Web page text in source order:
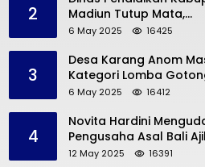
2
Madiun Tutup Mata,
Bangunan SD Roboh
Dana Pribadi
6 May 2025 16425
3
Desa Karang Anom
Kategori Lomba
Royong Provinsi Jatim,
Trenggalek
6 May 2025 16412
4
Novita Hardini
Pengusaha Asal Bali
Krisna, Berbagi Ilmu
12 May 2025 16391